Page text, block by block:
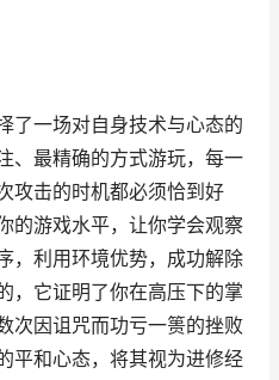
了一场对自身技术与心态的
、最精确的方式游玩，每一
攻击的时机都必须恰到好
的游戏水平，让你学会观察
，利用环境优势，成功解除
，它证明了你在高压下的掌
次因诅咒而功亏一篑的挫败
平和心态，将其视为进修经